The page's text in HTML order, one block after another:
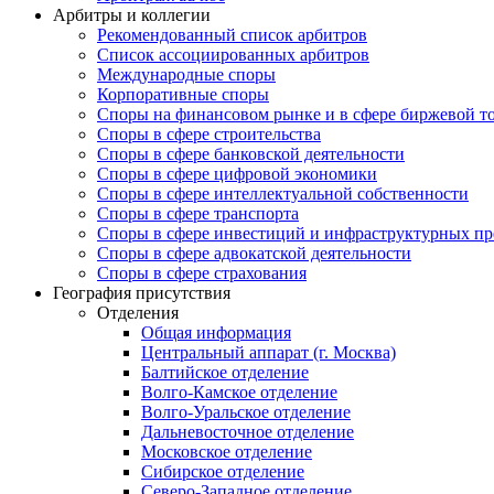
Арбитры и коллегии
Рекомендованный список арбитров
Список ассоциированных арбитров
Международные споры
Корпоративные споры
Споры на финансовом рынке и в сфере биржевой
Споры в сфере строительства
Споры в сфере банковской деятельности
Споры в сфере цифровой экономики
Споры в сфере интеллектуальной собственности
Споры в сфере транспорта
Cпоры в сфере инвестиций и инфраструктурных
Споры в сфере адвокатской деятельности
Споры в сфере страхования
География присутствия
Отделения
Общая информация
Центральный аппарат (г. Москва)
Балтийское отделение
Волго-Камское отделение
Волго-Уральское отделение
Дальневосточное отделение
Московское отделение
Сибирское отделение